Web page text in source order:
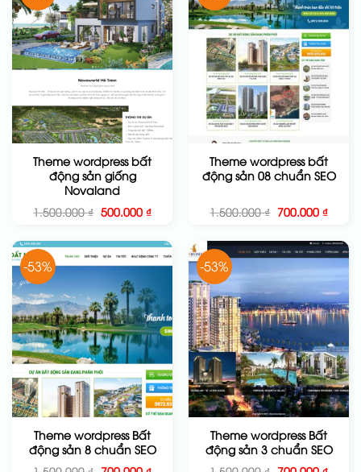
Theme wordpress bất
động sản giống
Novaland
1.500.000₫ Giá
gốc
1.500.000 ₫.
500.000 ₫Giá
là:
500.000 ₫.
Theme wordpress bất
động sản 08 chuẩn SEO
1.500.000₫ Giá
gốc
1.500.000 ₫.
700.000 ₫Giá
là:
-53%
Theme wordpress Bất
động sản 8 chuẩn SEO
-53%
Theme wordpress Bất
động sản 3 chuẩn SEO